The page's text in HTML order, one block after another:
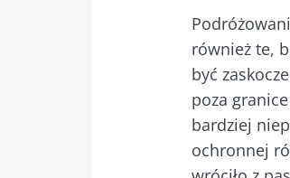
również te,
być
poza
bardziej
ochronnej